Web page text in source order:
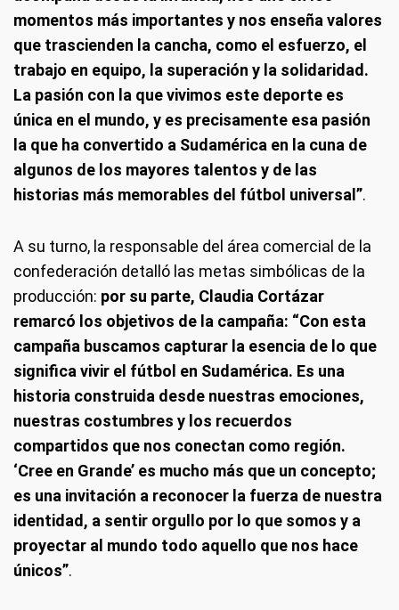
momentos más importantes y nos enseña valores
que trascienden la cancha, como el esfuerzo, el
trabajo en equipo, la superación y la solidaridad.
La pasión con la que vivimos este deporte es
única en el mundo, y es precisamente esa pasión
la que ha convertido a Sudamérica en la cuna de
algunos de los mayores talentos y de las
historias más memorables del fútbol universal”.
A su turno, la responsable del área comercial de la
confederación detalló las metas simbólicas de la
producción: por su parte, Claudia Cortázar
remarcó los objetivos de la campaña: “Con esta
campaña buscamos capturar la esencia de lo que
significa vivir el fútbol en Sudamérica. Es una
historia construida desde nuestras emociones,
nuestras costumbres y los recuerdos
compartidos que nos conectan como región.
‘Cree en Grande’ es mucho más que un concepto;
es una invitación a reconocer la fuerza de nuestra
identidad, a sentir orgullo por lo que somos y a
proyectar al mundo todo aquello que nos hace
únicos”.